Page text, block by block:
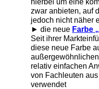
zwar anbieten, auf
jedoch nicht näher
► die neue Farbe
Seit ihrer
diese neue Farbe
relativ einfachen
von Fachleuten
verwendet